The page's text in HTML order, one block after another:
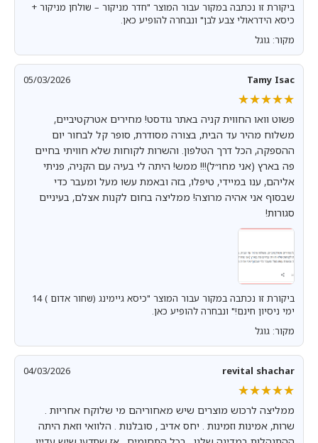
ביקורת זו נכתבה במקור עבור המוצר "חדר מניקור – שולחן מניקור +
כיסא הידראולי צבע לבן" ונבחרה להופיע כאן.
מקור: גוגל
Tamy Isac
05/03/2026
★★★★★
★★★★★
פשוט וואו החווית קניה באתר גודסט! מחירים אטרקטיביים,
משלוח מהיר עד הבית, בצורה מסודרת, סופר קל לבחור יום
ההספקה, הכל דרך הטלפון. והשרות לקוחות שלא חוויתי בחיים
פה בארץ (אני מחו״ל)!!! ממש! היתה לי בעיה עם הקניה, פניתי
אליהם, ענו במיידי, טיפלו, בזה ובאמת עשו מעל ומעבר כדי
שבסוף אני אהיה מרוצה! ממליצה בחום לקנות אצלם, בעיניים
סגורות!
ביקורת זו נכתבה במקור עבור המוצר "כיסא גיימינג (שחור אדום ) 14
ימי ניסיון חינם!" ונבחרה להופיע כאן.
מקור: גוגל
revital shachar
04/03/2026
★★★★★
★★★★★
ממליצה לרכוש מוצרים שיש מאחוריהם מי שלוקח אחריות .
שרות, אמינות וזמינות . יחס אדיב , סובלנות . הלוואי וזאת היתה